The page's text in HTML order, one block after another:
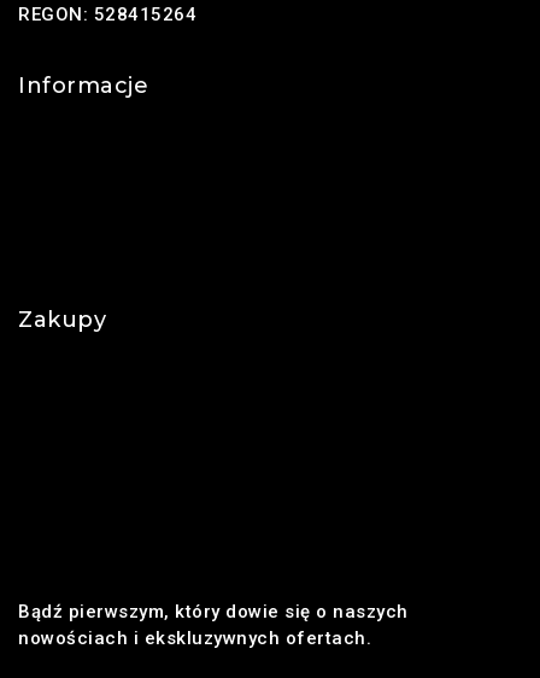
REGON: 528415264
Informacje
Zakupy
Bądź pierwszym, który dowie się o naszych
nowościach i ekskluzywnych ofertach.